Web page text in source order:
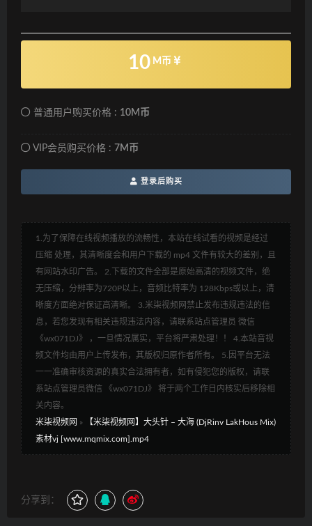
10 M币
普通用户购买价格 : 10M币
VIP会员购买价格 : 7M币
登录后购买
1.为了保障在线视频播放的流畅性，本站在线试看的视频是经过
压缩 处理，其清晰度会和用户下载的 mp4 文件有较大的差别，且
有网站水印广告。 2.下载的文件全部是原始高清的视频文件，绝
无压缩，分辨率为720P以上，音频比特率为 128Kbps或以上，清
晰度方面绝对保证高清晰。 3.米柒视频网禁止发布违规违法的信
息，若您发现有相关违规违法内容，请联系站点管理员 微信
《wx071DJ》 ，一旦情况属实，平台将严肃处理！！ 4.本站音视
频文件均由用户上传发布，其版权归原作者所有。 5.因平台无法
一一准确审核资源的真实合法拥有者，如有侵犯您的版权，请联
系站点管理员微信 《wx071DJ》 将于两个工作日内核实后移除相
关内容。
米柒视频网 »
【米柒视频网】大头针 – 大海 (DjRinv LakHous Mix)
素材vj [www.mqmix.com].mp4
分享到：